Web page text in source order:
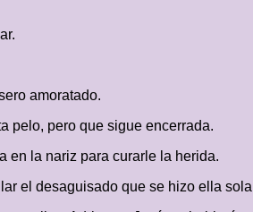
amoratado.
pelo, pero que sigue encerrada.
en la nariz para curarle la herida.
el desaguisado que se hizo ella